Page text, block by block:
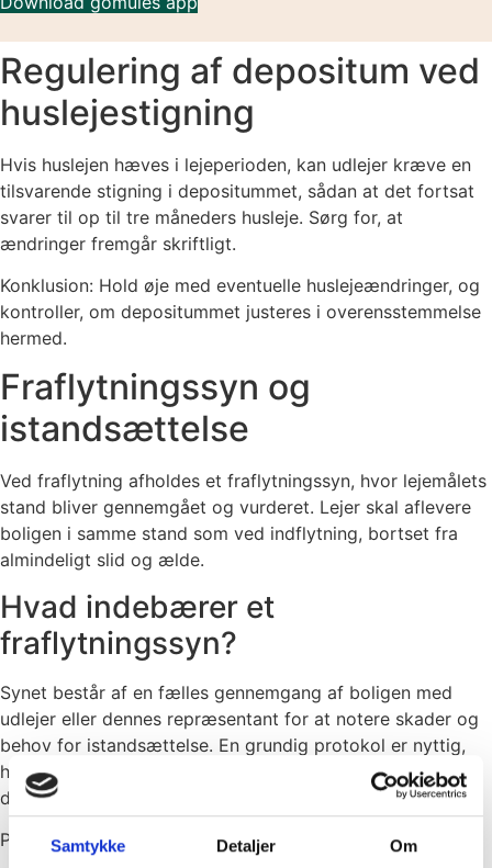
Samtykke Detaljer Om
Regulering af depositum ved
huslejestigning
Hvis huslejen hæves i lejeperioden, kan udlejer kræve en
tilsvarende stigning i depositummet, sådan at det fortsat
svarer til op til tre måneders husleje. Sørg for, at
ændringer fremgår skriftligt.
Konklusion: Hold øje med eventuelle huslejeændringer, og
kontroller, om depositummet justeres i overensstemmelse
hermed.
Fraflytningssyn og
istandsættelse
Ved fraflytning afholdes et fraflytningssyn, hvor lejemålets
stand bliver gennemgået og vurderet. Lejer skal aflevere
boligen i samme stand som ved indflytning, bortset fra
almindeligt slid og ælde.
Hvad indebærer et
fraflytningssyn?
Synet består af en fælles gennemgang af boligen med
udlejer eller dennes repræsentant for at notere skader og
behov for istandsættelse. En grundig protokol er nyttig,
hvis der senere opstår uenigheder om fradrag i
depositummet.
Praktisk tjek for synet: